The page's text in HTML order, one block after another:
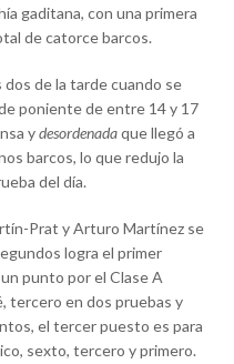
gaditana, con una primera
de catorce barcos.
de la tarde cuando se
poniente de entre 14 y 17
ydesordenadaque llegó a
barcos, lo que redujo la
del día.
Prat y Arturo Martínez se
logra el primer
punto por el Clase A
tercero en dos pruebas y
el tercer puesto es para
sexto, tercero y primero.